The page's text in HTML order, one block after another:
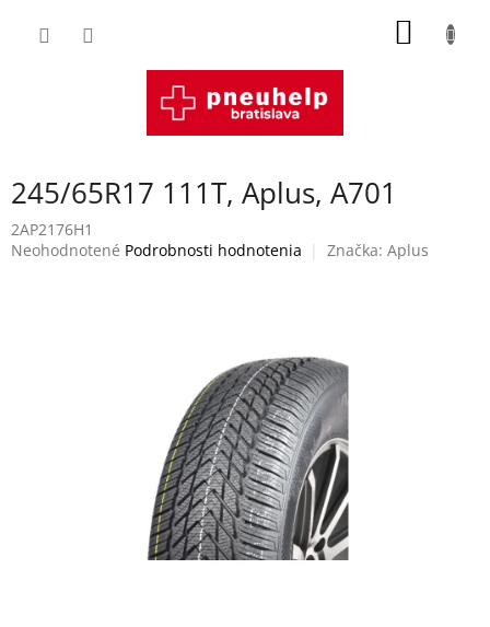
245/65R17 111T, Aplus, A701
2AP2176H1
Priemerné
Neohodnotené Podrobnosti hodnotenia Značka: Aplus